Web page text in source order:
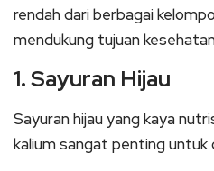
rendah dari berbagai
mendukung tujuan
1. Sayuran Hijau
Sayuran hijau yang kaya
kalium sangat penting untuk